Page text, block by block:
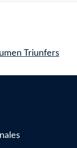
Triunfers